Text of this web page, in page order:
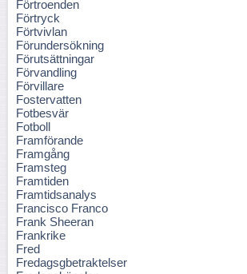
Förtroenden
Förtryck
Förtvivlan
Förundersökning
Förutsättningar
Förvandling
Förvillare
Fostervatten
Fotbesvär
Fotboll
Framförande
Framgång
Framsteg
Framtiden
Framtidsanalys
Francisco Franco
Frank Sheeran
Frankrike
Fred
Fredagsgbetraktelser